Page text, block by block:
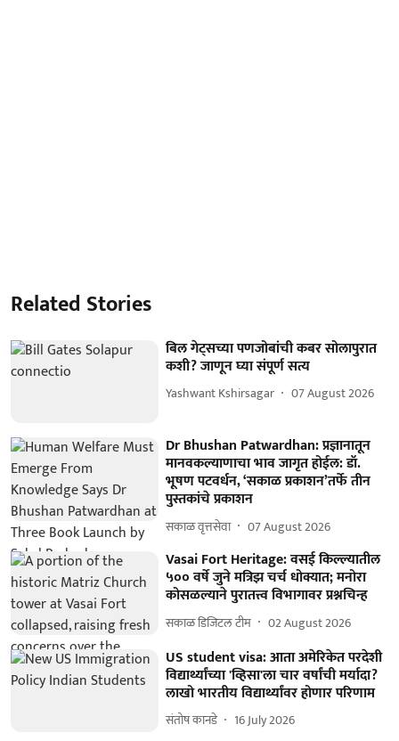
Related Stories
बिल गेट्सच्या पणजोबांची कबर सोलापुरात
कशी? जाणून घ्या संपूर्ण सत्य
Yashwant Kshirsagar 07 August 2026
Dr Bhushan Patwardhan: प्रज्ञानातून
मानवकल्याणाचा भाव जागृत होईल: डॉ.
भूषण पटवर्धन, ‘सकाळ प्रकाशन’तर्फे तीन
पुस्तकांचे प्रकाशन
सकाळ वृत्तसेवा 07 August 2026
Vasai Fort Heritage: वसई किल्ल्यातील
५०० वर्षे जुने मत्रिझ चर्च धोक्यात; मनोरा
कोसळल्याने पुरातत्त्व विभागावर प्रश्नचिन्ह
सकाळ डिजिटल टीम 02 August 2026
US student visa: आता अमेरिकेत परदेशी
विद्यार्थ्यांच्या 'व्हिसा'ला चार वर्षांची मर्यादा?
लाखो भारतीय विद्यार्थ्यांवर होणार परिणाम
संतोष कानडे 16 July 2026